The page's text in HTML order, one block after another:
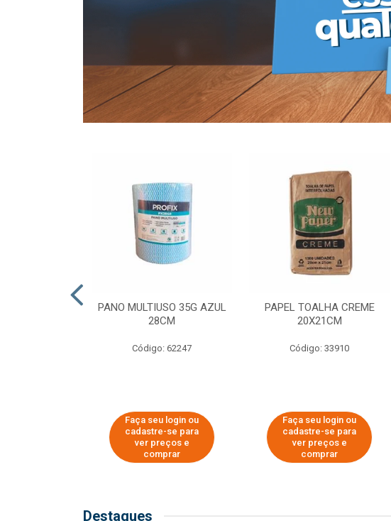
PANO MULTIUSO 35G AZUL
28CM
Código: 62247
Faça seu login ou
cadastre-se para
ver preços e
comprar
PAPEL TOALHA CREME
20X21CM
Código: 33910
Faça seu login ou
cadastre-se para
ver preços e
comprar
Destaques